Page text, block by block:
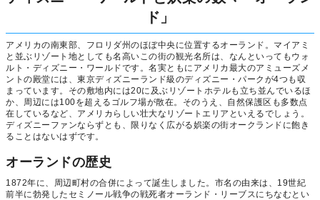
ド」
アメリカの南東部、フロリダ州のほぼ中央に位置するオーランド。マイアミ
と並ぶリゾート地としても名高いこの街の観光名所は、なんといってもウォ
ルト・ディズニー・ワールドです。名実ともにアメリカ最大のアミューズメ
ントの殿堂には、東京ディズニーランド級のディズニー・パークが4つも収
まっています。その敷地内には20に及ぶリゾートホテルも立ち並んでいるほ
か、周辺には100を超えるゴルフ場が散在。そのうえ、自然保護区も多数点
在しているなど、アメリカらしい壮大なリゾートエリアといえるでしょう。
ディズニーファンならずとも、限りなく広がる娯楽の街オークランドに飽き
ることはないはずです。
オーランドの歴史
1872年に、周辺町村の合併によって誕生しました。市名の由来は、19世紀
前半に勃発したセミノール戦争の戦死者オーランド・リーブスにちなむとい